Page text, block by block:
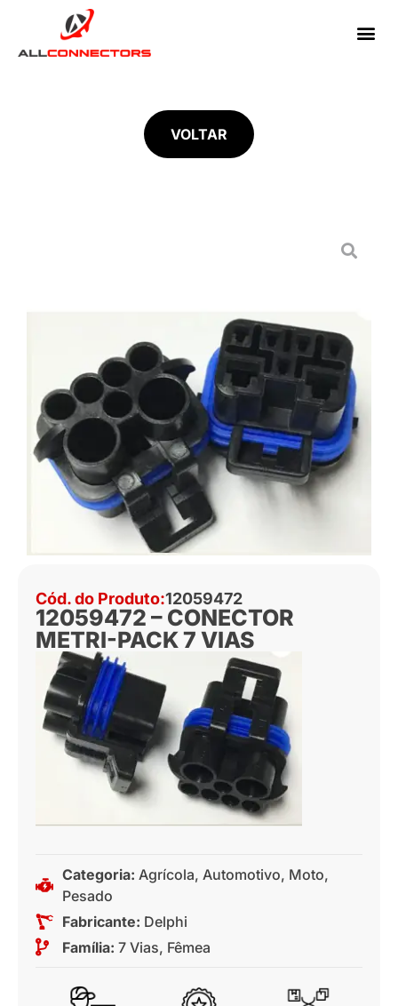
VOLTAR
Cód. do Produto:12059472
12059472 – CONECTOR
METRI-PACK 7 VIAS
Categoria: Agrícola, Automotivo, Moto,
Pesado
Fabricante: Delphi
Família: 7 Vias, Fêmea